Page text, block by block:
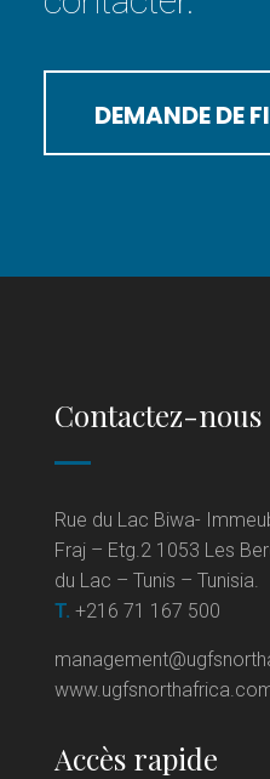
DEMANDE DE
Contactez-nous
Rue du Lac Biwa-
Fraj – Etg.2 1053 Les
du Lac – Tunis – Tunisia.
T. +216 71 167 500
Accès rapide